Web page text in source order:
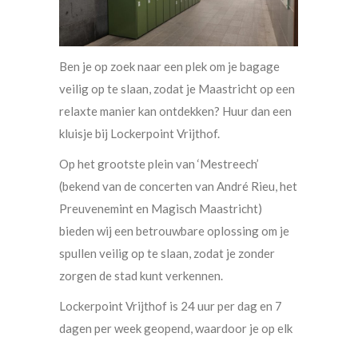
Ben je op zoek naar een plek om je bagage
veilig op te slaan, zodat je Maastricht op een
relaxte manier kan ontdekken? Huur dan een
kluisje bij Lockerpoint Vrijthof.
Op het grootste plein van ‘Mestreech’
(bekend van de concerten van André Rieu, het
Preuvenemint en Magisch Maastricht)
bieden wij een betrouwbare oplossing om je
spullen veilig op te slaan, zodat je zonder
zorgen de stad kunt verkennen.
Lockerpoint Vrijthof is 24 uur per dag en 7
dagen per week geopend, waardoor je op elk